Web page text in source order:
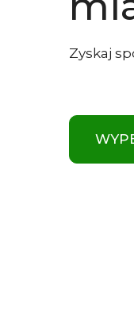
Zyskaj